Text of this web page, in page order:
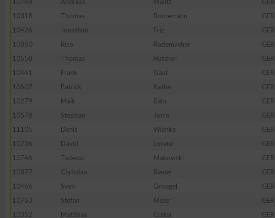
10318
Thomas Bornemann GER
10426
Jonathan Friz GER
10850
Rico Rademacher GER
10558
Thomas Hütcher GER
10441
Frank Gaul GER
10607
Patrick Kathe GER
10279
Maik Bähr GER
10578
Stephan Jorra GER
11105
Denis Wienke GER
10736
David Lorenz GER
10746
Tadeusz Makowski GER
10877
Christian Riedel GER
10466
Sven Groegel GER
10763
Stefan Meier GER
10352
Matthias Collisi GER
Erstellung von Profilen zur Personalisierung von Inhalten
Messung der Werbeleistung
Messung der Performance von Inhalten
Analyse von Zielgruppen durch Statistiken oder Kombinationen von Daten aus
Entwicklung und Verbesserung der Angebote